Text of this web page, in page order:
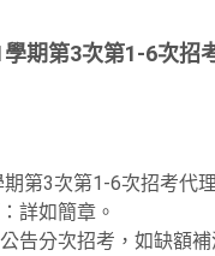
期第3次第1-6次招
第3次第1-6次招考代
詳如簡章。
告分次招考，如缺額